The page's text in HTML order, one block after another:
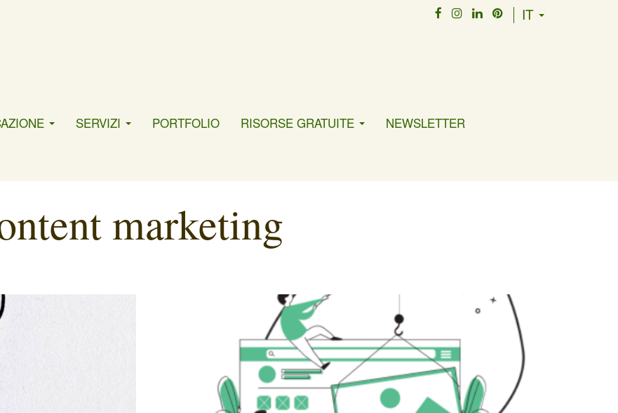
IT
SERVIZI PORTFOLIO RISORSE GRATUITE NEWSLETTER
marketing